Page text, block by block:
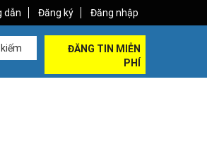
dẫn Đăng ký Đăng nhập
ĐĂNG TIN MIỄN
PHÍ